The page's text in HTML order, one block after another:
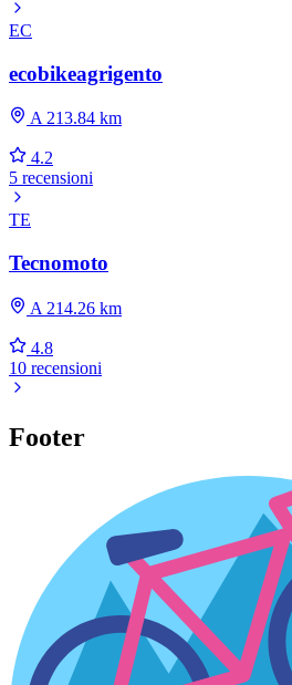
EC
ecobikeagrigento
A 213.84 km
4.2
5 recensioni
TE
Tecnomoto
A 214.26 km
4.8
10 recensioni
Footer